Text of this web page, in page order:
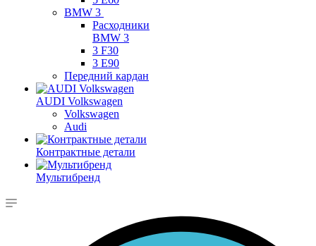
BMW 3
Расходники
BMW 3
3 F30
3 E90
Передний кардан
AUDI Volkswagen
Volkswagen
Audi
Контрактные детали
Мультибренд